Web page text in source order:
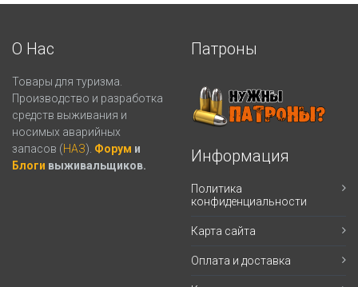
О Нас
Товары для туризма.
Производство и разработка
средств выживания и
носимых аварийных
запасов (НАЗ). Форум и
Блоги выживальщиков.
Патроны
Информация
Политика
конфиденциальности
Карта сайта
Оплата и доставка